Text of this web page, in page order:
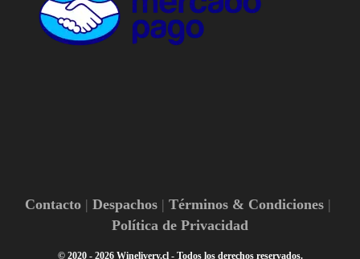
Contacto Despachos
Términos & Condiciones
Política de Privacidad
© 2020 - 2026 Winelivery.cl - Todos los derechos reservados.